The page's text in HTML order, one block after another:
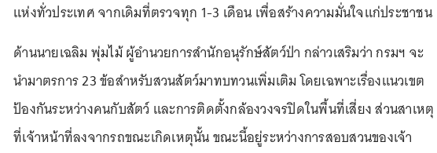
แห่งทั่วประเทศ จากเดิมที่ตรวจทุก 1-3 เดือน เพื่อสร้างความมั่นใจแก่ประชาชน
ด้านนายเฉลิม พุ่มไม้ ผู้อำนวยการสำนักอนุรักษ์สัตว์ป่า กล่าวเสริมว่า กรมฯ จะ
นำมาตรการ 23 ข้อสำหรับสวนสัตว์มาทบทวนเพิ่มเติม โดยเฉพาะเรื่องแนวเขต
ป้องกันระหว่างคนกับสัตว์ และการติดตั้งกล้องวงจรปิดในพื้นที่เสี่ยง ส่วนสาเหตุ
ที่เจ้าหน้าที่ลงจากรถขณะเกิดเหตุนั้น ขณะนี้อยู่ระหว่างการสอบสวนของเจ้า